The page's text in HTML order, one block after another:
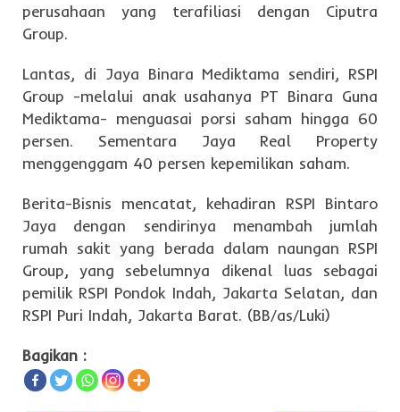
perusahaan yang terafiliasi dengan Ciputra
Group.
Lantas, di Jaya Binara Mediktama sendiri, RSPI
Group -melalui anak usahanya PT Binara Guna
Mediktama- menguasai porsi saham hingga 60
persen. Sementara Jaya Real Property
menggenggam 40 persen kepemilikan saham.
Berita-Bisnis mencatat, kehadiran RSPI Bintaro
Jaya dengan sendirinya menambah jumlah
rumah sakit yang berada dalam naungan RSPI
Group, yang sebelumnya dikenal luas sebagai
pemilik RSPI Pondok Indah, Jakarta Selatan, dan
RSPI Puri Indah, Jakarta Barat. (BB/as/Luki)
Bagikan :